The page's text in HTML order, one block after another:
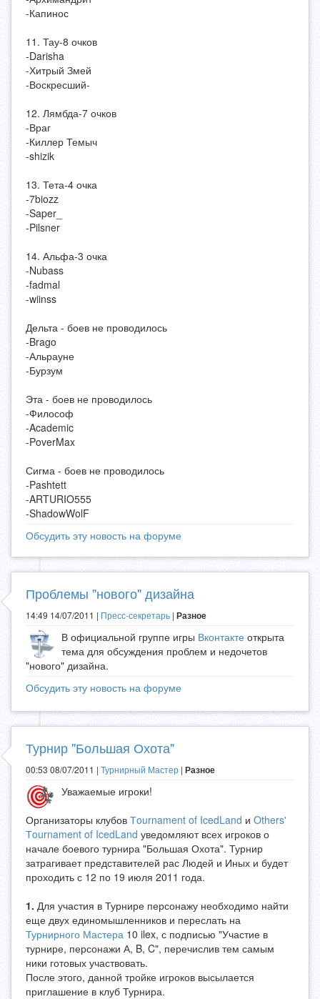
-Капинос
11. Тау-8 очков
-Darisha
-Хитрый Змей
-Воскресший-
12. Лямбда-7 очков
-Враг
-Киллер Темыч
-shizik
13. Тета-4 очка
-7biozz
-Saper_
-Pilsner
14. Альфа-3 очка
-Nubass
-fadmal
-wiinss
Дельта - боев не проводилось
-Brago
-Альрауне
-Бурзум
Эта - боев не проводилось
-Философ
-Academic
-PoverMax
Сигма - боев не проводилось
-Pashtett
-ARTURIO555
-ShadowWolF
Обсудить эту новость на форуме
Проблемы "нового" дизайна
14:49 14/07/2011 | Пресс-секретарь | Разное
В официальной группе игры Вконтакте открыта
тема для обсуждения проблем и недочетов
"нового" дизайна.
Обсудить эту новость на форуме
Турнир "Большая Охота"
00:53 08/07/2011 | Турнирный Мастер | Разное
Уважаемые игроки!
Организаторы клубов Тournament of IcedLand и Others'
Тournament of IcedLand уведомляют всех игроков о
начале боевого турнира "Большая Охота". Турнир
затрагивает представителей рас Людей и Иных и будет
проходить с 12 по 19 июля 2011 года.
1. Для участия в Турнире персонажу необходимо найти
еще двух единомышленников и переслать на
Турнирного Мастера 10 ilex, с подписью "Участие в
турнире, персонажи А, B, C", перечислив тем самым
ники готовых участвовать.
После этого, данной тройке игроков высылается
приглашение в клуб Турнира.